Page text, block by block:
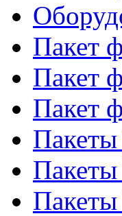
Пакет
Пакет
Пакет